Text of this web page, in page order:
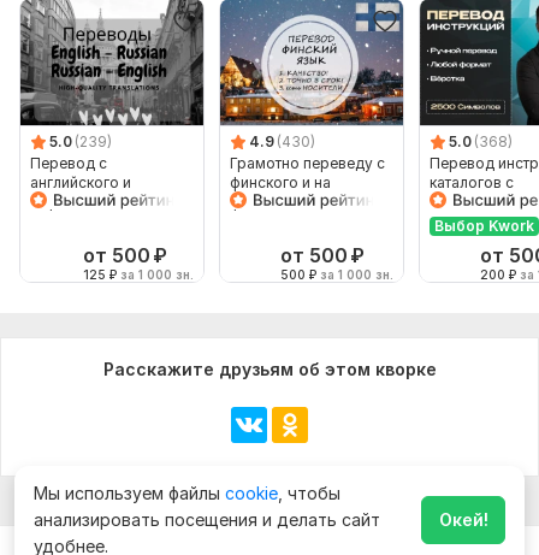
5.0 (239)
Перевод с
английского и
обратно 4000 знаков
от 500 ₽
125 ₽ за 1 000 зн.
4.9 (430)
Грамотно переведу с
финского и на
финский
от 500 ₽
500 ₽ за 1 000 зн.
5.0 (368)
Перевод
каталогов с
Английского на
Русский и
Выбор Kwork
от
200 ₽ за
Расскажите друзьям об этом кворке
Мы используем файлы cookie , чтобы
анализировать посещения и делать сайт
удобнее.
Окей!